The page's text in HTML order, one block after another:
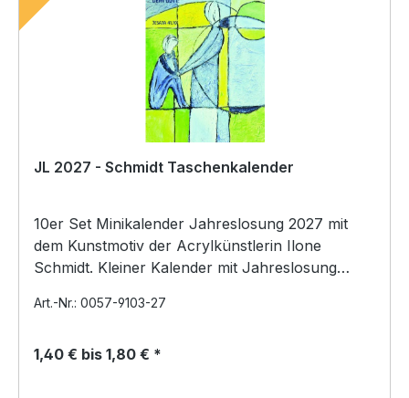
JL 2027 - Schmidt Taschenkalender
10er Set Minikalender Jahreslosung 2027 mit
dem Kunstmotiv der Acrylkünstlerin Ilone
Schmidt. Kleiner Kalender mit Jahreslosung
Art.-Nr.: 0057-9103-27
1,40 € bis 1,80 € *